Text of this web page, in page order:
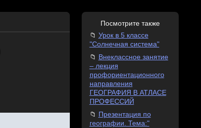
Посмотрите также
Урок в 5 классе
"Солнечная система"
Внеклассное занятие
– лекция
профориентационного
направления
ГЕОГРАФИЯ В АТЛАСЕ
ПРОФЕССИЙ
Презентация по
географии. Тема:"